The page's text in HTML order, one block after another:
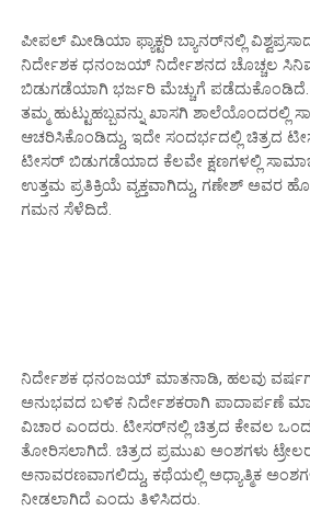
ಪೀಪಲ್ ಮೀಡಿಯಾ ಫ್ಯಾಕ್ಟರಿ ಬ್ಯಾನರ್‌ನಲ್ಲಿ
ನಿರ್ದೇಶಕ ಧನಂಜಯ್ ನಿರ್ದೇಶನದ ಚೊಚ್ಚಲ
ಬಿಡುಗಡೆಯಾಗಿ ಭರ್ಜರಿ ಮೆಚ್ಚುಗೆ ಪಡೆದುಕೊಂಡಿದೆ.
ತಮ್ಮ ಹುಟ್ಟುಹಬ್ಬವನ್ನು ಖಾಸಗಿ ಶಾಲೆಯೊಂದರಲ್ಲಿ
ಆಚರಿಸಿಕೊಂಡಿದ್ದು, ಇದೇ ಸಂದರ್ಭದಲ್ಲಿ ಚಿತ್ರದ
ಟೀಸರ್ ಬಿಡುಗಡೆಯಾದ ಕೆಲವೇ ಕ್ಷಣಗಳಲ್ಲಿ
ಉತ್ತಮ ಪ್ರತಿಕ್ರಿಯೆ ವ್ಯಕ್ತವಾಗಿದ್ದು, ಗಣೇಶ್ ಅವರ
ಗಮನ ಸೆಳೆದಿದೆ.
ನಿರ್ದೇಶಕ ಧನಂಜಯ್ ಮಾತನಾಡಿ, ಹಲವು
ಅನುಭವದ ಬಳಿಕ ನಿರ್ದೇಶಕರಾಗಿ ಪಾದಾರ್ಪಣೆ
ವಿಚಾರ ಎಂದರು. ಟೀಸರ್‌ನಲ್ಲಿ ಚಿತ್ರದ ಕೇವಲ
ತೋರಿಸಲಾಗಿದೆ. ಚಿತ್ರದ ಪ್ರಮುಖ ಅಂಶಗಳು
ಅನಾವರಣವಾಗಲಿದ್ದು, ಕಥೆಯಲ್ಲಿ ಅಧ್ಯಾತ್ಮಿಕ
ನೀಡಲಾಗಿದೆ ಎಂದು ತಿಳಿಸಿದರು.